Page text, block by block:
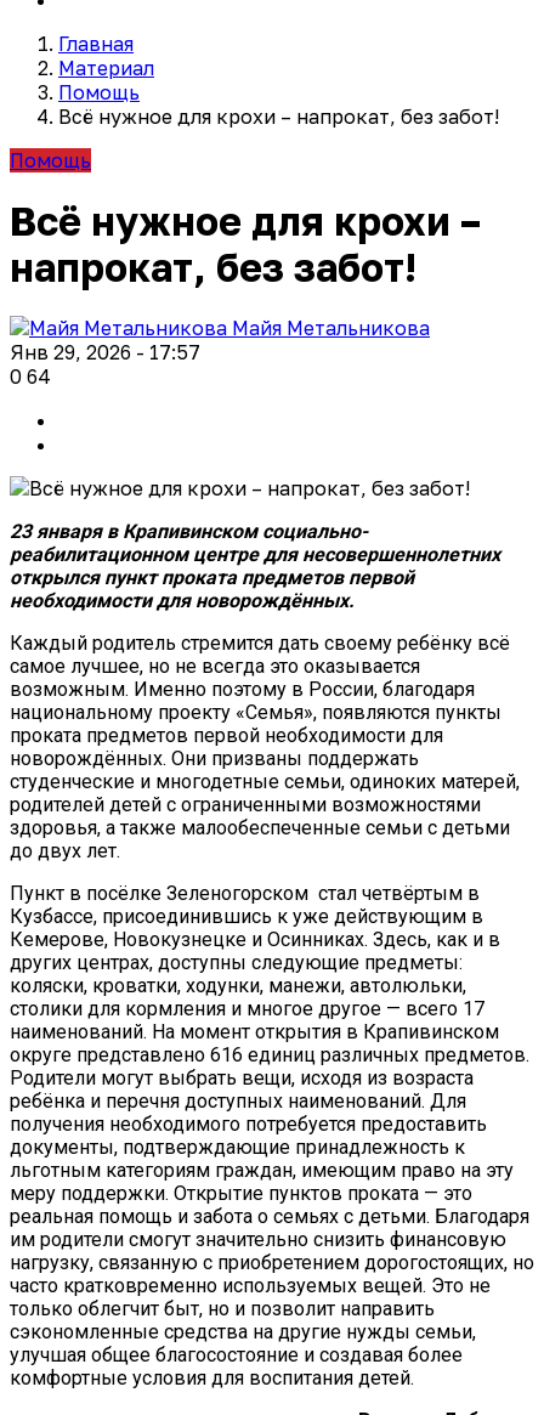
Главная
Материал
Помощь
Всё нужное для крохи – напрокат, без забот!
Помощь
Всё нужное для крохи –
напрокат, без забот!
Майя Метальникова
Янв 29, 2026 - 17:57
0 64
23 января в Крапивинском социально-
реабилитационном центре для несовершеннолетних
открылся пункт проката предметов первой
необходимости для новорождённых.
Каждый родитель стремится дать своему ребёнку всё
самое лучшее, но не всегда это оказывается
возможным. Именно поэтому в России, благодаря
национальному проекту «Семья», появляются пункты
проката предметов первой необходимости для
новорождённых. Они призваны поддержать
студенческие и многодетные семьи, одиноких матерей,
родителей детей с ограниченными возможностями
здоровья, а также малообеспеченные семьи с детьми
до двух лет.
Пункт в посёлке Зеленогорском стал четвёртым в
Кузбассе, присоединившись к уже действующим в
Кемерове, Новокузнецке и Осинниках. Здесь, как и в
других центрах, доступны следующие предметы:
коляски, кроватки, ходунки, манежи, автолюльки,
столики для кормления и многое другое — всего 17
наименований. На момент открытия в Крапивинском
округе представлено 616 единиц различных предметов.
Родители могут выбрать вещи, исходя из возраста
ребёнка и перечня доступных наименований. Для
получения необходимого потребуется предоставить
документы, подтверждающие принадлежность к
льготным категориям граждан, имеющим право на эту
меру поддержки. Открытие пунктов проката — это
реальная помощь и забота о семьях с детьми. Благодаря
им родители смогут значительно снизить финансовую
нагрузку, связанную с приобретением дорогостоящих, но
часто кратковременно используемых вещей. Это не
только облегчит быт, но и позволит направить
сэкономленные средства на другие нужды семьи,
улучшая общее благосостояние и создавая более
комфортные условия для воспитания детей.